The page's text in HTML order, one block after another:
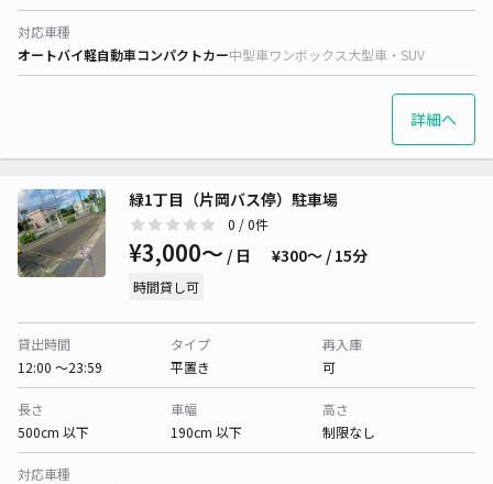
対応車種
オートバイ軽自動車コンパクトカー中型車ワンボックス大型車・SUV
詳細へ
緑1丁目（片岡バス停）駐車場
0 / 0件
¥3,000〜 / 日 ¥300〜 / 15分
時間貸し可
貸出時間
12:00 〜23:59
タイプ
平置き
再入庫
可
長さ
500cm 以下
車幅
190cm 以下
高さ
制限なし
対応車種